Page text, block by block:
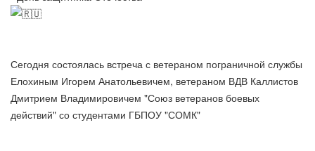
Сегодня состоялась встреча с ветераном пограничной службы
Елохиным Игорем Анатольевичем, ветераном ВДВ Каллистов
Дмитрием Владимировичем "Союз ветеранов боевых
действий" со студентами ГБПОУ "СОМК"